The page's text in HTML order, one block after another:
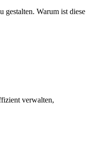
gestalten. Warum ist diese
verwalten,